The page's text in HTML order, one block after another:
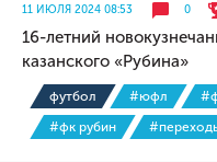
11 ИЮЛЯ 2024 08:53 0
16-летний
казанского «Рубина»
футбол #юфл
#фк рубин